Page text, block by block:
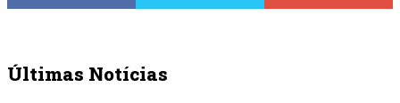
Últimas Notícias